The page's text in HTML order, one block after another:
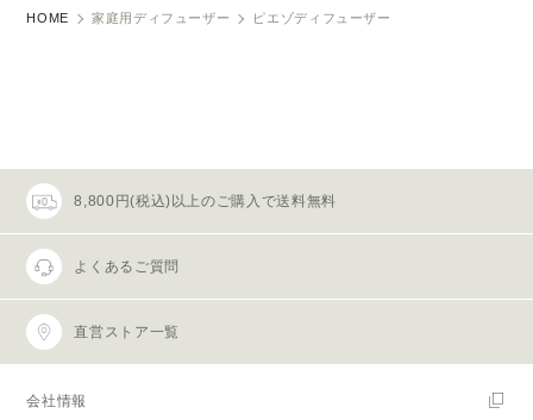
HOME 家庭用ディフューザー ピエゾディフューザー
8,800円(税込)以上のご購入で送料無料
よくあるご質問
直営ストア一覧
会社情報